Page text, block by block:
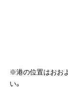
※港の位置はおお
い。